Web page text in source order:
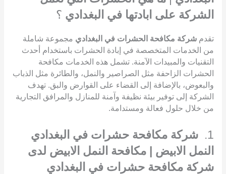
الشركة على ابادتها في البغدادي ؟
تقدم شركة مكافحة الحشرات في البغدادي مجموعة شاملة
من الخدمات المتخصصة في إبادة الحشرات باستخدام أحدث
التقنيات والمبيدات الآمنة. تشمل هذه الخدمات مكافحة
الحشرات الزاحفة مثل الصراصير والنمل، والطائرة مثل الذباب
والبعوض، بالإضافة إلى القضاء على القوارض والبق. تهدف
الشركة إلى توفير بيئة نظيفة وآمنة للمنازل والمرافق التجارية
من خلال حلول فعالة ومستدامة.
1.
شركة مكافحة حشرات في البغدادي
النمل الابيض | مكافحة النمل الابيض لدى
شركة مكافحة حشرات في البغدادي